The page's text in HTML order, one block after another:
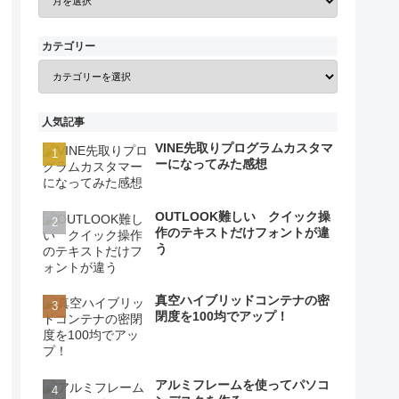
カテゴリー
人気記事
VINE先取りプログラムカスタマ
ーになってみた感想
OUTLOOK難しい クイック操
作のテキストだけフォントが違
う
真空ハイブリッドコンテナの密
閉度を100均でアップ！
アルミフレームを使ってパソコ